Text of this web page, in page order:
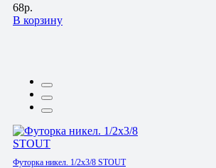
68р.
В корзину
Футорка никел. 1/2х3/8 STOUT